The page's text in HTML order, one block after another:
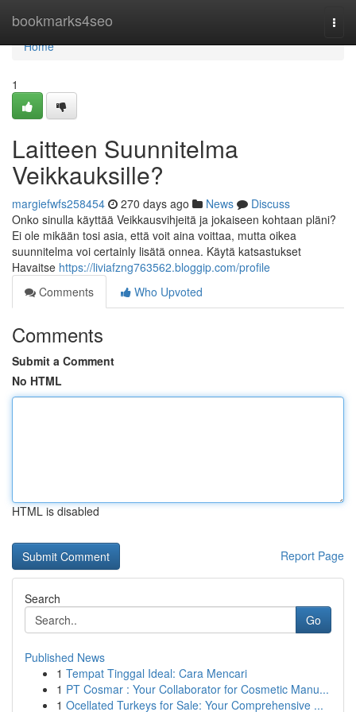
bookmarks4seo
Home
Home
1
Laitteen Suunnitelma
Veikkauksille?
margiefwfs258454 270 days ago News
Discuss
Onko sinulla käyttää Veikkausvihjeitä ja jokaiseen kohtaan pläni?
Ei ole mikään tosi asia, että voit aina voittaa, mutta oikea
suunnitelma voi certainly lisätä onnea. Käytä katsastukset
Havaitse https://liviafzng763562.bloggip.com/profile
Comments
Who Upvoted
Comments
Submit a Comment
No HTML
HTML is disabled
Report Page
Search
Go
Published News
1 Tempat Tinggal Ideal: Cara Mencari
1 PT Cosmar : Your Collaborator for Cosmetic Manu...
1 Ocellated Turkeys for Sale: Your Comprehensive ...